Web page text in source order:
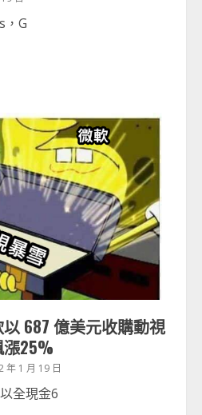
，G
以 687 億美元收購動視
25%
年 1 月 19 日
全現金6